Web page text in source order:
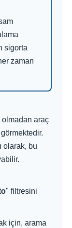
sigorta
zaman
olmadan araç
olarak, bu
" filtresini
için, arama